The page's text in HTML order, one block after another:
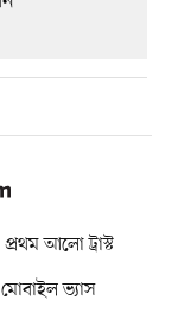
প্রথম আলো ট্রাস্ট
মোবাইল ভ্যাস